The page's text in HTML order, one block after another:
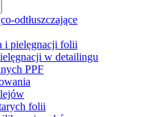
odtłuszczające
i pielęgnacji folii
w detailingu
PPF
folii